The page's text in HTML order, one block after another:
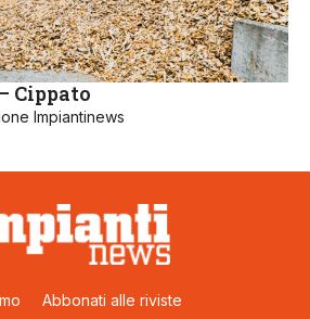
Cippato
Impiantinews
Abbonati alle riviste